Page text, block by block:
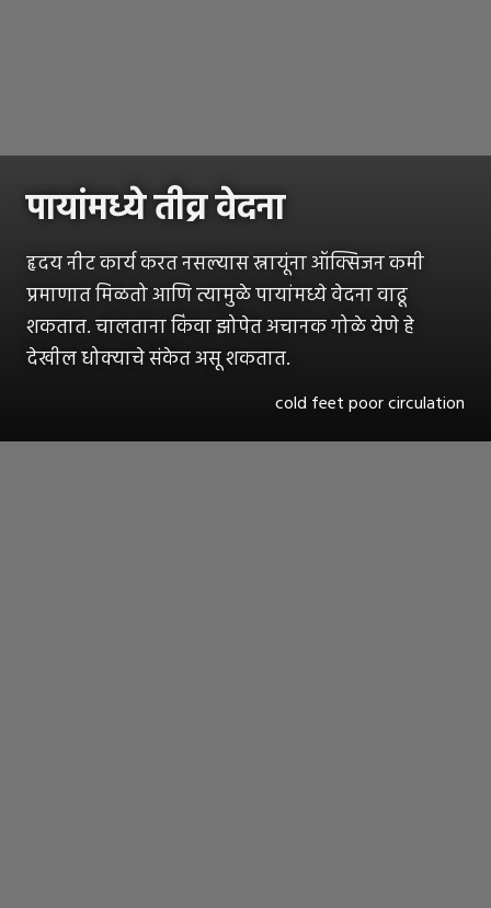
पायांमध्ये तीव्र वेदना
हृदय नीट कार्य करत नसल्यास स्नायूंना ऑक्सिजन कमी
प्रमाणात मिळतो आणि त्यामुळे पायांमध्ये वेदना वाढू
शकतात. चालताना किंवा झोपेत अचानक गोळे येणे हे
देखील धोक्याचे संकेत असू शकतात.
cold feet poor circulation